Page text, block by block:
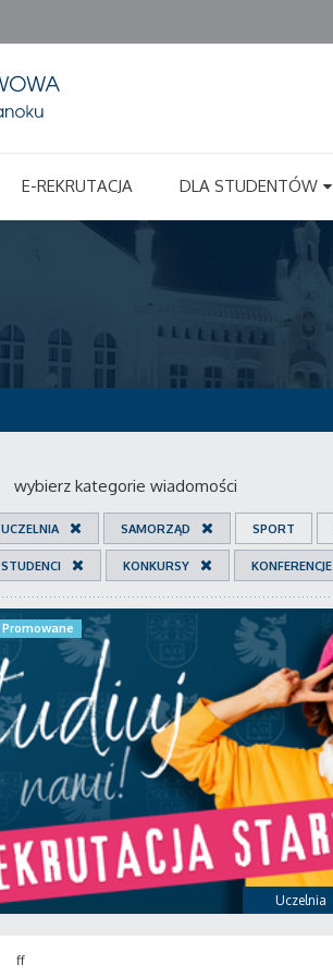
E-REKRUTACJA DLA STUDENTÓW
wybierz kategorie wiadomości
UCZELNIA SAMORZĄD SPORT
STUDENCI KONKURSY KONFERENCJE
Uczelnia
Promowane
ff